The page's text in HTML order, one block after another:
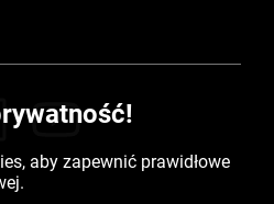
aby zapewnić prawidłowe